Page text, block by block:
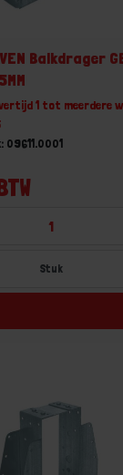
Balkdrager
1 tot meerdere
09611.0001
Stuk